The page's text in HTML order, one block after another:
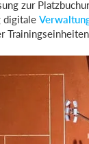
zur
digitale